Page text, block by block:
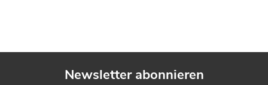
Newsletter abonnieren